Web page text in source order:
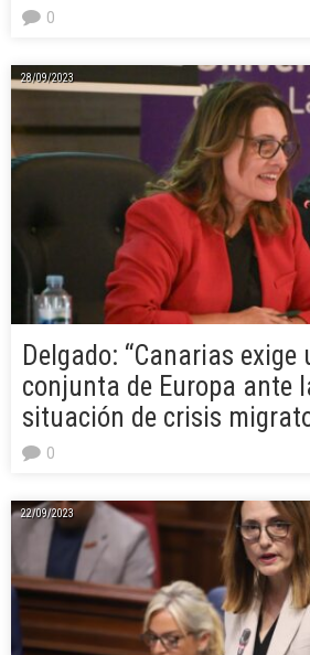
0
28/09/2023
Delgado: “Canarias
conjunta de Europa ante
situación de crisis
0
22/09/2023